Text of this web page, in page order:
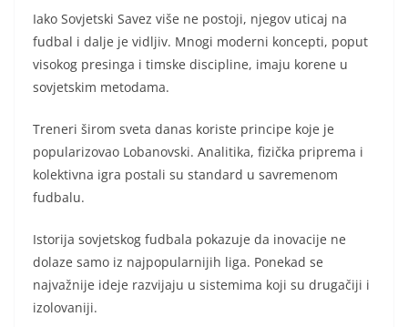
Iako Sovjetski Savez više ne postoji, njegov uticaj na
fudbal i dalje je vidljiv. Mnogi moderni koncepti, poput
visokog presinga i timske discipline, imaju korene u
sovjetskim metodama.
Treneri širom sveta danas koriste principe koje je
popularizovao Lobanovski. Analitika, fizička priprema i
kolektivna igra postali su standard u savremenom
fudbalu.
Istorija sovjetskog fudbala pokazuje da inovacije ne
dolaze samo iz najpopularnijih liga. Ponekad se
najvažnije ideje razvijaju u sistemima koji su drugačiji i
izolovaniji.